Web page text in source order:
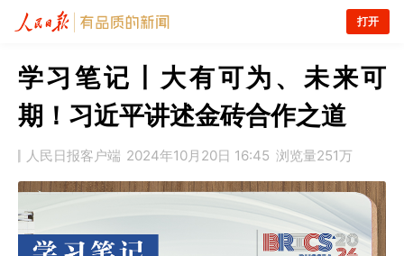
打开
学习笔记丨大有可为、未来可
期！习近平讲述金砖合作之道
人民日报客户端 2024年10月20日 16:45 浏览量251万